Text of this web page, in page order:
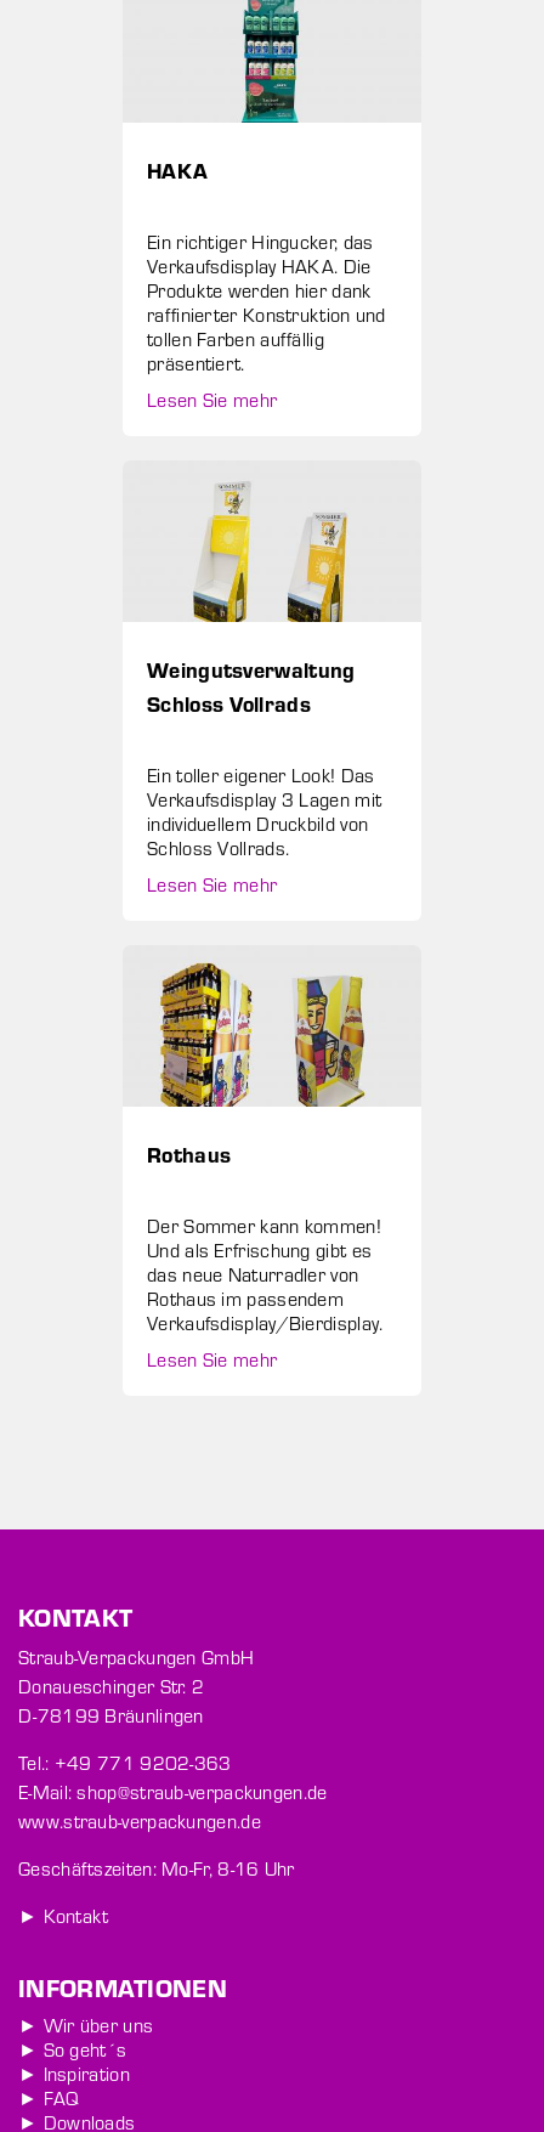
HAKA
Ein richtiger Hingucker, das
Verkaufsdisplay HAKA. Die
Produkte werden hier dank
raffinierter Konstruktion und
tollen Farben auffällig
präsentiert.
Lesen Sie mehr
Weingutsverwaltung
Schloss Vollrads
Ein toller eigener Look! Das
Verkaufsdisplay 3 Lagen mit
individuellem Druckbild von
Schloss Vollrads.
Lesen Sie mehr
Rothaus
Der Sommer kann kommen!
Und als Erfrischung gibt es
das neue Naturradler von
Rothaus im passendem
Verkaufsdisplay/Bierdisplay.
Lesen Sie mehr
KONTAKT
Straub-Verpackungen GmbH
Donaueschinger Str. 2
D-78199 Bräunlingen
Tel.: +49 771 9202-363
E-Mail: shop@straub-verpackungen.de
www.straub-verpackungen.de
Geschäftszeiten: Mo-Fr, 8-16 Uhr
► Kontakt
INFORMATIONEN
► Wir über uns
► So geht´s
► Inspiration
► FAQ
► Downloads